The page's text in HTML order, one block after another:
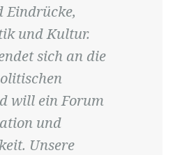
Eindrücke,
und Kultur.
sich an die
will ein Forum
und
Unsere